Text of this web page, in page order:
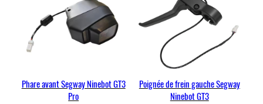
Phare avant Segway Ninebot GT3
Pro
Poignée de frein gauche Segway
Ninebot GT3